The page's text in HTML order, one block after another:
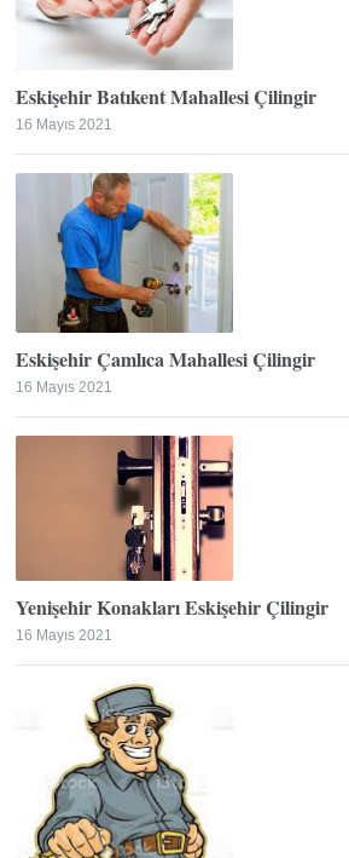
Eskişehir Batıkent Mahallesi Çilingir
16 Mayıs 2021
Eskişehir Çamlıca Mahallesi Çilingir
16 Mayıs 2021
Yenişehir Konakları Eskişehir Çilingir
16 Mayıs 2021